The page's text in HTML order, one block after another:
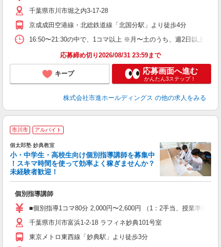
千葉県市川市堀之内3-17-28
京成成田空港線・北総鉄道線「北国分駅」より徒歩4分
16:50〜21:30の中で、1コマ以上 ※月〜土のうち、週2日以上
応募締め切り2026/08/31 23:59まで
キープ 応募画面へ進む
かんたん3ステップ！
株式会社市進ホールディングス の他の求人をみる
市川市 アルバイト
個太郎塾 妙典教室
小・中学生・高校生向け個別指導講師を募集中
！スキマ時間を使って効率よく稼ぎませんか？
未経験者歓迎！
個別指導講師
■個別指導1コマ80分 2,000円〜2,600円 （1：2手当、授業準備
千葉県市川市富浜1-2-18 ラフィネ妙典101号室
東京メトロ東西線「妙典駅」より徒歩3分